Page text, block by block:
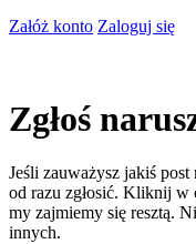
Załóż konto Zaloguj się
Zgłoś
Jeśli zauważysz jakiś
od razu zgłosić. Kliknij w
my zajmiemy się resztą.
innych.